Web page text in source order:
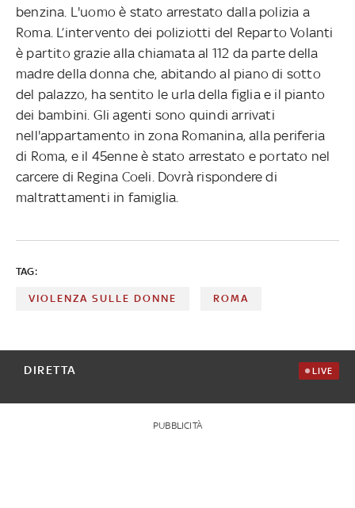
benzina. L'uomo è stato arrestato dalla polizia a
Roma. L’intervento dei poliziotti del Reparto Volanti
è partito grazie alla chiamata al 112 da parte della
madre della donna che, abitando al piano di sotto
del palazzo, ha sentito le urla della figlia e il pianto
dei bambini. Gli agenti sono quindi arrivati
nell'appartamento in zona Romanina, alla periferia
di Roma, e il 45enne è stato arrestato e portato nel
carcere di Regina Coeli. Dovrà rispondere di
maltrattamenti in famiglia.
TAG:
VIOLENZA SULLE DONNE ROMA
DIRETTA LIVE
PUBBLICITÀ